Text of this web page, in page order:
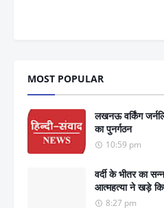
MOST POPULAR
लखनऊ वर्किंग
का पुनर्गठन
10:59 pm
वर्दी के भीतर का
आत्महत्या ने खड़े
8:27 pm